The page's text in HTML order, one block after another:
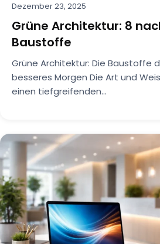
Dezember 23, 2025
Grüne Architektur: 8
Baustoffe
Grüne Architektur: Die Baustoffe
besseres Morgen Die Art und
einen tiefgreifenden…